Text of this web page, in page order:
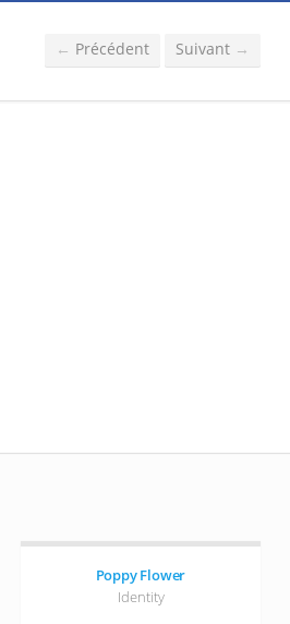
← Précédent Suivant →
Poppy Flower
Identity